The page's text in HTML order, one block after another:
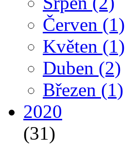
Červen (1)
Květen (1)
Duben (2)
Březen (1)
2020
(31)